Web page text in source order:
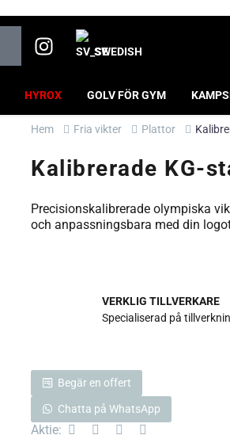
SWEDISH
HYROX GOLV FÖR GYM
Hem Fria vikter Plattor
Kalibrerade KG-
Precisionskalibrerade olympiska
och anpassningsbara med din
VERKLIG TILLVERKARE
Specialiserad på
Begär en offert
Chatta på WhatsApp
Aktie: